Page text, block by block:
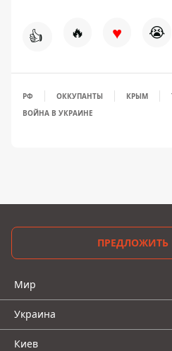
👍 🔥 ♥ 😭
РФ ОККУПАНТЫ КРЫМ
ВОЙНА В УКРАИНЕ
ПРЕДЛОЖИТЬ
Мир
Украина
Киев